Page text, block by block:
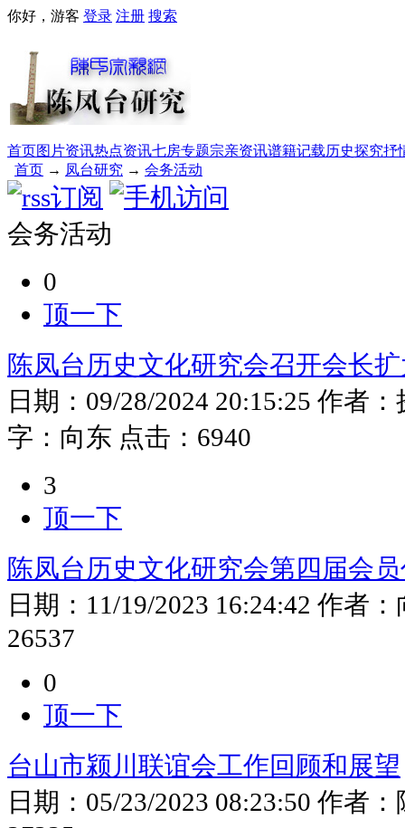
你好，游客 登录 注册 搜索
首页图片资讯热点资讯七房专题宗亲资讯谱籍记载历史探究抒
首页 → 凤台研究 → 会务活动
会务活动
0
顶一下
陈凤台历史文化研究会召开会长
日期： 09/28/2024 20:15:25 作者：
字：向东 点击： 6940
3
顶一下
陈凤台历史文化研究会第四届会
日期： 11/19/2023 16:24:42 作者：
26537
0
顶一下
台山市颍川联谊会工作回顾和展望
日期： 05/23/2023 08:23:50 作者：